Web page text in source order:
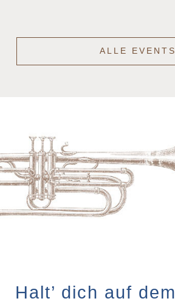
ALLE EVENTS
Halt’ dich auf dem